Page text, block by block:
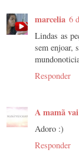
marcelia 6
Lindas as
sem enjoar,
Responder
A mamã
Adoro :)
Responder